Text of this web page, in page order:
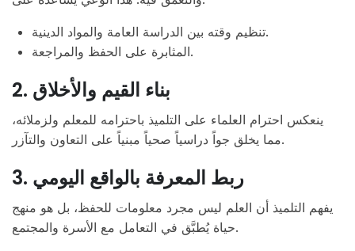
تنظيم وقته بين الدراسة العامة والمواد الدينية.
المثابرة على الحفظ والمراجعة.
2. بناء القيم والأخلاق
ينعكس احترام العلماء على التلميذ باحترامه للمعلم ولزملائه،
مما يخلق جواً دراسياً صحياً مبنياً على التعاون والتآزر.
3. ربط المعرفة بالواقع اليومي
يفهم التلميذ أن العلم ليس مجرد معلومات للحفظ، بل هو منهج
حياة يُطبَّق في التعامل مع الأسرة والمجتمع.